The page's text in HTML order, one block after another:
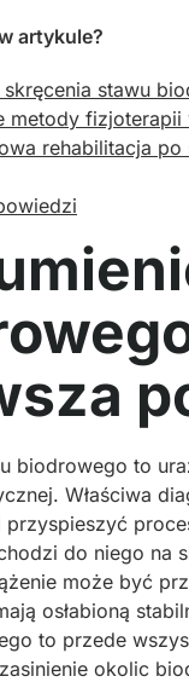
artykule?
skręcenia stawu
metody
rehabilitacja
biodrowego to
Właściwa
do niego na
może być
osłabioną
to przede
okolic